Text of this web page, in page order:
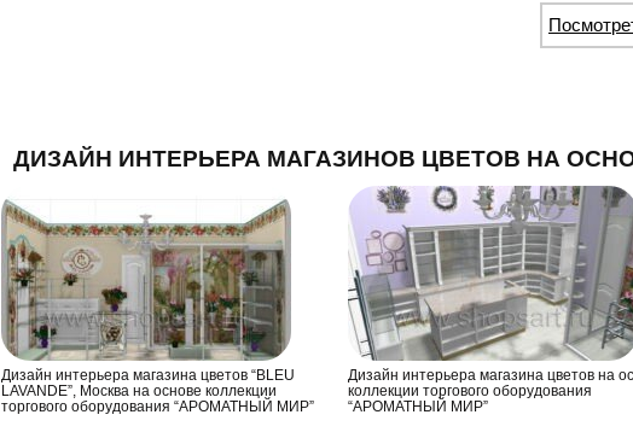
ДИЗАЙН ИНТЕРЬЕРА МАГАЗИНОВ ЦВЕТОВ НА
Дизайн интерьера магазина цветов “BLEU
LAVANDE”, Москва на основе коллекции
торгового оборудования “АРОМАТНЫЙ МИР”
Дизайн интерьера магазина цветов на
коллекции торгового оборудования
“АРОМАТНЫЙ МИР”